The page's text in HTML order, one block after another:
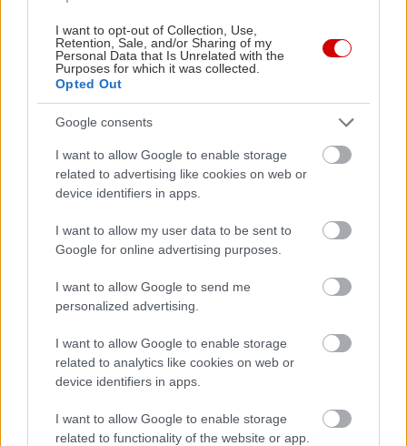
I want to opt-out of Collection, Use,
Retention, Sale, and/or Sharing of my
Personal Data that Is Unrelated with the
Purposes for which it was collected.
Opted Out
Google consents
I want to allow Google to enable storage
related to advertising like cookies on web or
device identifiers in apps.
I want to allow my user data to be sent to
Google for online advertising purposes.
I want to allow Google to send me
personalized advertising.
I want to allow Google to enable storage
related to analytics like cookies on web or
device identifiers in apps.
I want to allow Google to enable storage
related to functionality of the website or app.
Δείτε ακόμη